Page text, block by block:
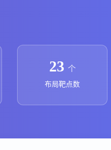
23 个
布局靶点数